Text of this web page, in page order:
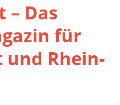
– Das
für
Rhein-